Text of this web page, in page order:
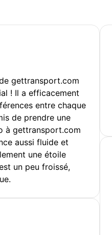
gettransport.com
! Il a efficacement
entre chaque
de prendre une
à gettransport.com
aussi fluide et
une étoile
un peu froissé,